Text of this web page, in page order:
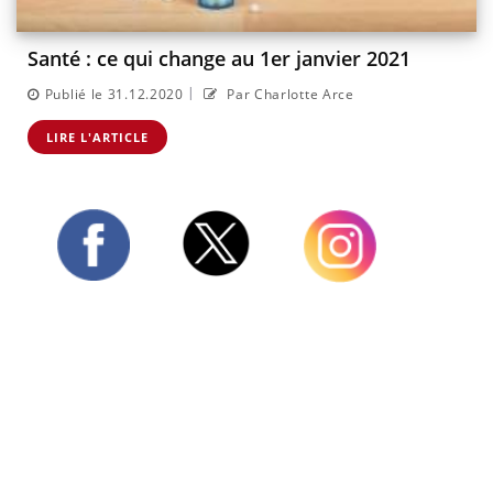
Santé : ce qui change au 1er janvier 2021
Publié le 31.12.2020 | Par Charlotte Arce
LIRE L'ARTICLE